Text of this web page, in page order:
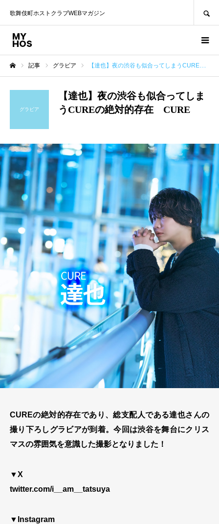
歌舞伎町ホストクラブWEBマガジン
記事 グラビア 【達也】夜の渋谷も似合ってしまうCUREの絶対的存在 CURE
グラビア
【達也】夜の渋谷も似合ってしま
うCUREの絶対的存在 CURE
CUREの絶対的存在であり、総支配人である達也さんの
撮り下ろしグラビアが到着。今回は渋谷を舞台にクリス
マスの雰囲気を意識した撮影となりました！
▼X
twitter.com/i__am__tatsuya
▼Instagram